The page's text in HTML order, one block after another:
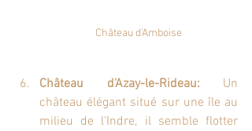
Château d'Amboise
Château d'Azay-le-Rideau: Un
château élégant situé sur une île au
milieu de l'Indre, il semble flotter